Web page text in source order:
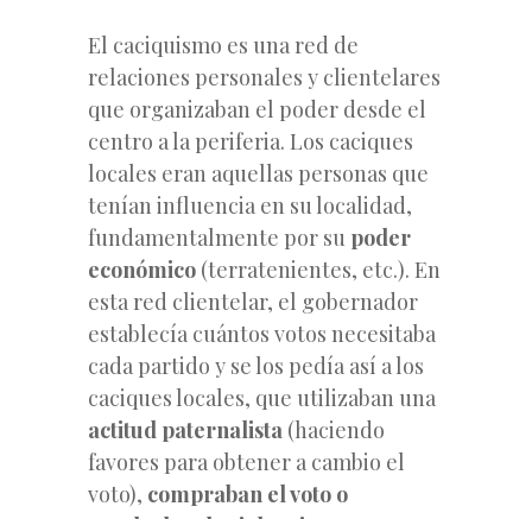
El caciquismo es una red de
relaciones personales y clientelares
que organizaban el poder desde el
centro a la periferia. Los caciques
locales eran aquellas personas que
tenían influencia en su localidad,
fundamentalmente por su poder
económico (terratenientes, etc.). En
esta red clientelar, el gobernador
establecía cuántos votos necesitaba
cada partido y se los pedía así a los
caciques locales, que utilizaban una
actitud paternalista (haciendo
favores para obtener a cambio el
voto), compraban el voto o